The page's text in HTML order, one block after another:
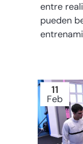
entre
pueden
11
Feb